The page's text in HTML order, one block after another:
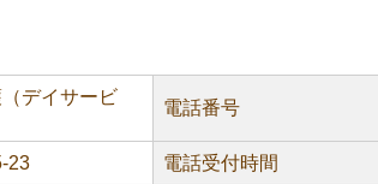
デイサービ
電話番号
23 電話受付時間